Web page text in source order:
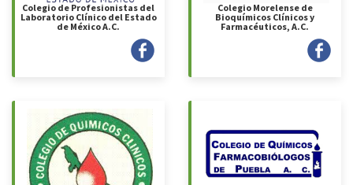
Colegio de Profesionistas del
Laboratorio Clínico del Estado
de México A.C.
Colegio Morelense de
Bioquímicos Clínicos y
Farmacéuticos, A.C.